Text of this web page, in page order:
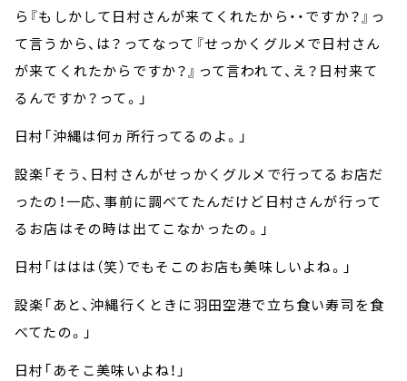
ら『もしかして日村さんが来てくれたから・・ですか？』っ
て言うから、は？ってなって『せっかくグルメで日村さん
が来てくれたからですか？』って言われて、え？日村来て
るんですか？って。」
日村「沖縄は何ヵ所行ってるのよ。」
設楽「そう、日村さんがせっかくグルメで行ってるお店だ
ったの！一応、事前に調べてたんだけど日村さんが行って
るお店はその時は出てこなかったの。」
日村「ははは（笑）でもそこのお店も美味しいよね。」
設楽「あと、沖縄行くときに羽田空港で立ち食い寿司を食
べてたの。」
日村「あそこ美味いよね！」